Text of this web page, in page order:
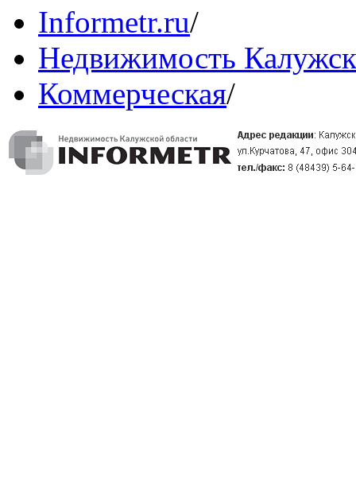
Informetr.ru/
Недвижимость
Коммерческая/